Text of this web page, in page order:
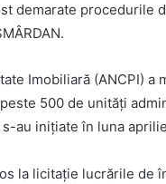
demarate procedurile
Imobiliară (ANCPI) a
500 de unități
au inițiate în luna
la licitație lucrările de